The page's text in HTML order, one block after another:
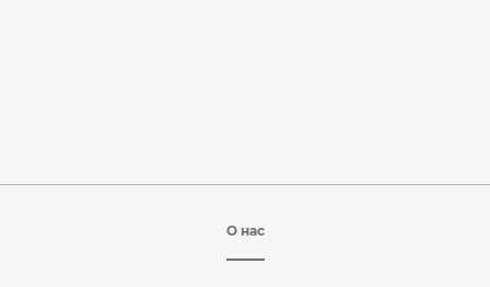
О нас